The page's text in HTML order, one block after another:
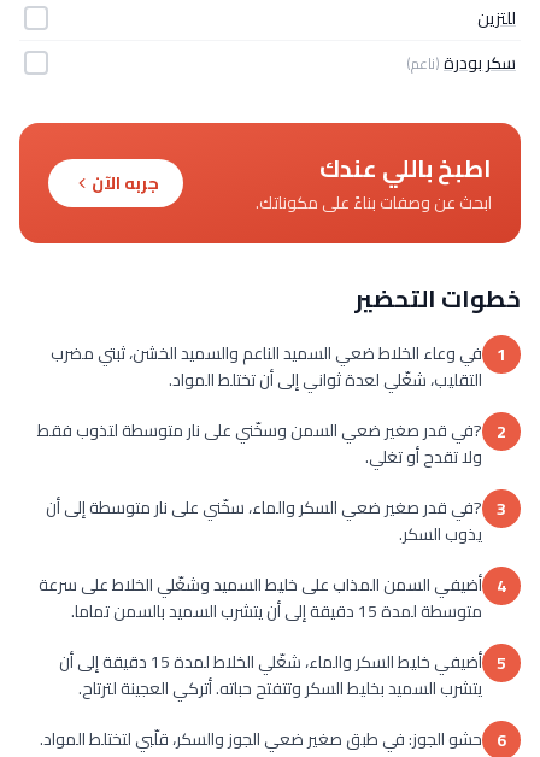
للتزين
سكر بودرة(ناعم)
اطبخ باللي عندك
ابحث عن وصفات بناءً على مكوناتك.
جربه الآن
خطوات التحضير
1 في وعاء الخلاط ضعي السميد الناعم والسميد الخشن، ثبتي مضرب
التقليب، شغّلي لعدة ثواني إلى أن تختلط المواد.
2 ?في قدر صغير ضعي السمن وسخّني على نار متوسطة لتذوب فقط
ولا تقدح أو تغلي.
3 ?في قدر صغير ضعي السكر والماء، سخّني على نار متوسطة إلى أن
يذوب السكر.
4 أضيفي السمن المذاب على خليط السميد وشغّلي الخلاط على سرعة
متوسطة لمدة 15 دقيقة إلى أن يتشرب السميد بالسمن تماما.
5
أضيفي خليط السكر والماء، شغّلي الخلاط لمدة 15 دقيقة إلى أن
يتشرب السميد بخليط السكر وتتفتح حباته. أتركي العجينة لترتاح.
6 حشو الجوز: في طبق صغير ضعي الجوز والسكر، قلّبي لتختلط المواد.